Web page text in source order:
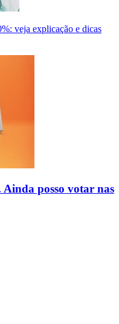
veja explicação e dicas
posso votar nas